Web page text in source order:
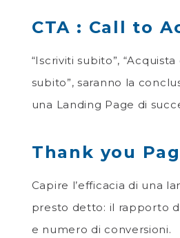
CTA : Call to
“Iscriviti subito”, “Acquista
subito”, saranno la
una Landing Page di
Thank you
Capire l’efficacia di una
presto detto: il rapporto
e numero di conversioni.